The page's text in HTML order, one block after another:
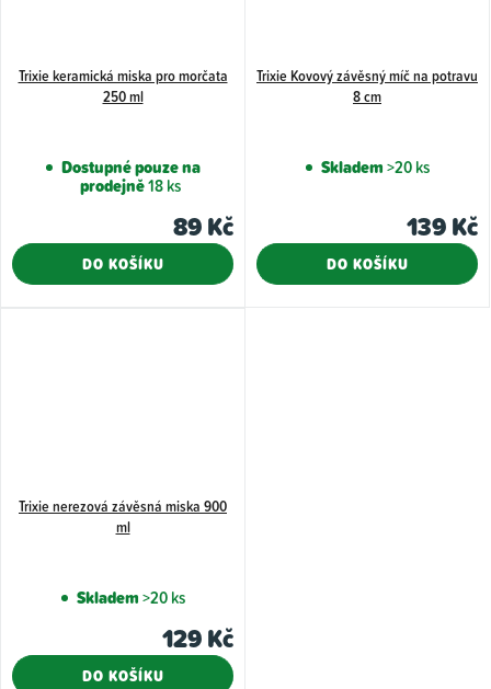
Trixie keramická miska pro morčata
250 ml
Dostupné pouze na
prodejně18 ks
89 Kč
DO KOŠÍKU
Trixie Kovový závěsný míč na potravu
8 cm
Skladem>20 ks
139 Kč
DO KOŠÍKU
Trixie nerezová závěsná miska 900
ml
Skladem>20 ks
129 Kč
DO KOŠÍKU